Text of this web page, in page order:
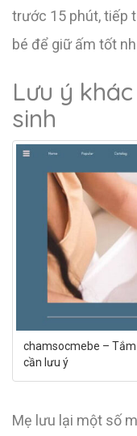
trước 15 phút, tiếp
bé để giữ ấm tốt
Lưu ý
sinh
chamsocmebe – Tắm
cần lưu ý
Mẹ lưu lại một số